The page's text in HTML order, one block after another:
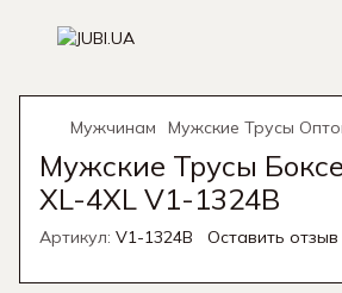
Мужчинам Мужские Трусы
Мужские Трусы
XL-4XL V1-1324B
Артикул: V1-1324B Оставить отзыв